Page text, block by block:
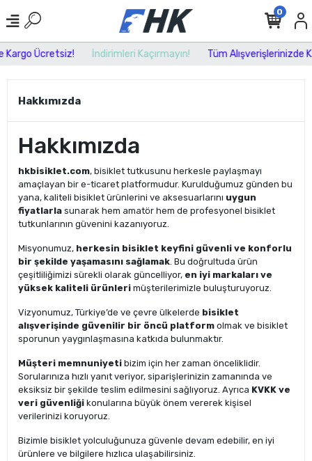
Kargo Ücretsiz! İndirimleri Kaçırmayın! Tüm Alışverişlerinizde
0
Hakkımızda
Hakkımızda
hkbisiklet.com, bisiklet tutkusunu herkesle paylaşmayı
amaçlayan bir e-ticaret platformudur. Kurulduğumuz günden bu
yana, kaliteli bisiklet ürünlerini ve aksesuarlarını uygun
fiyatlarla sunarak hem amatör hem de profesyonel bisiklet
tutkunlarının güvenini kazanıyoruz.
Misyonumuz, herkesin bisiklet keyfini güvenli ve konforlu
bir şekilde yaşamasını sağlamak. Bu doğrultuda ürün
çeşitliliğimizi sürekli olarak güncelliyor, en iyi markaları ve
yüksek kaliteli ürünleri müşterilerimizle buluşturuyoruz.
Vizyonumuz, Türkiye’de ve çevre ülkelerde bisiklet
alışverişinde güvenilir bir öncü platform olmak ve bisiklet
sporunun yaygınlaşmasına katkıda bulunmaktır.
Müşteri memnuniyeti bizim için her zaman önceliklidir.
Sorularınıza hızlı yanıt veriyor, siparişlerinizin zamanında ve
eksiksiz bir şekilde teslim edilmesini sağlıyoruz. Ayrıca KVKK ve
veri güvenliği konularına büyük önem vererek kişisel
verilerinizi koruyoruz.
Bizimle bisiklet yolculuğunuza güvenle devam edebilir, en iyi
ürünlere ve bilgilere hızlıca ulaşabilirsiniz.